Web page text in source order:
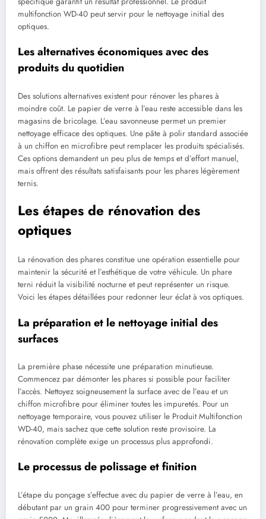
multifonction WD-40 peut servir pour le nettoyage initial des
optiques.
Les alternatives économiques avec des
produits du quotidien
Des solutions alternatives existent pour rénover les phares à
moindre coût. Le papier de verre à l’eau reste accessible dans les
magasins de bricolage. L’eau savonneuse permet un premier
nettoyage efficace des optiques. Une pâte à polir standard associée
à un chiffon en microfibre peut remplacer les produits spécialisés.
Ces options demandent un peu plus de temps et d’effort manuel,
mais offrent des résultats satisfaisants pour les phares légèrement
ternis.
Les étapes de rénovation des
optiques
La rénovation des phares constitue une opération essentielle pour
maintenir la sécurité et l’esthétique de votre véhicule. Un phare
terni réduit la visibilité nocturne et peut représenter un risque.
Voici les étapes détaillées pour redonner leur éclat à vos optiques.
La préparation et le nettoyage initial des
surfaces
La première phase nécessite une préparation minutieuse.
Commencez par démonter les phares si possible pour faciliter
l’accès. Nettoyez soigneusement la surface avec de l’eau et un
chiffon microfibre pour éliminer toutes les impuretés. Pour un
nettoyage temporaire, vous pouvez utiliser le Produit Multifonction
WD-40, mais sachez que cette solution reste provisoire. La
rénovation complète exige un processus plus approfondi.
Le processus de polissage et finition
L’étape du ponçage s’effectue avec du papier de verre à l’eau, en
débutant par un grain 400 pour terminer progressivement avec un